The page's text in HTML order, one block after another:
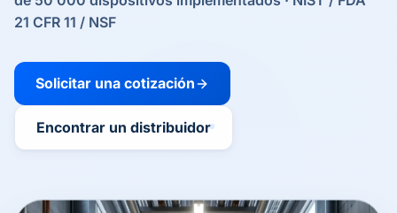
21 CFR 11 / NSF
Solicitar una cotización
Encontrar un distribuidor